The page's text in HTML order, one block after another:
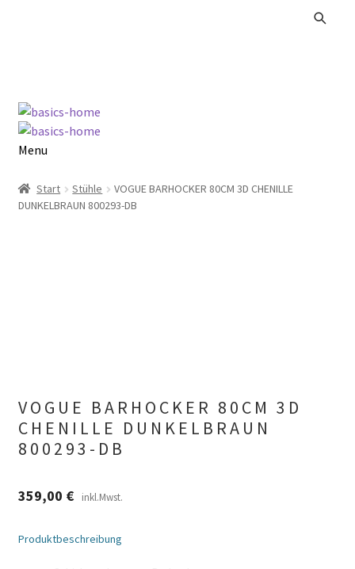
Zur
Navigation
springen
Zum
Inhalt
springen
Menu
Alle Produkte
Start Stühle
VOGUE BARHOCKER 80CM 3D CHENILLE
DUNKELBRAUN 800293-DB
VOGUE BARHOCKER 80CM 3D
CHENILLE DUNKELBRAUN
800293-DB
359,00 € inkl.Mwst.
Produktbeschreibung